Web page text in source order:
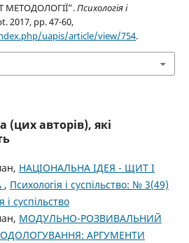
МЕТОДОЛОГІЇ”.Психологія і
2017, pp. 47-60,
uapis/article/view/754.
(цих авторів), які
НАЦІОНАЛЬНА ІДЕЯ - ЩИТ І
, Психологія і суспільство: № 3(49)
і суспільство
МОДУЛЬНО-РОЗВИВАЛЬНИЙ
АРГУМЕНТИ